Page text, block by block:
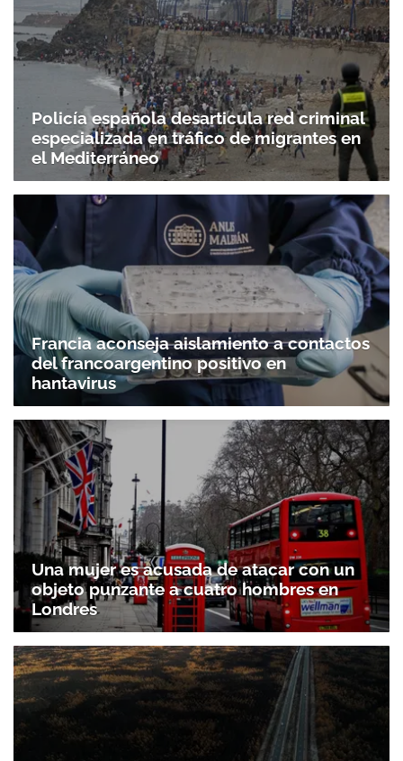
Policía española desarticula red criminal
especializada en tráfico de migrantes en
el Mediterráneo
Francia aconseja aislamiento a contactos
del francoargentino positivo en
hantavirus
Una mujer es acusada de atacar con un
objeto punzante a cuatro hombres en
Londres